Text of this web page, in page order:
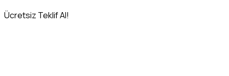
Ücretsiz Teklif Al!